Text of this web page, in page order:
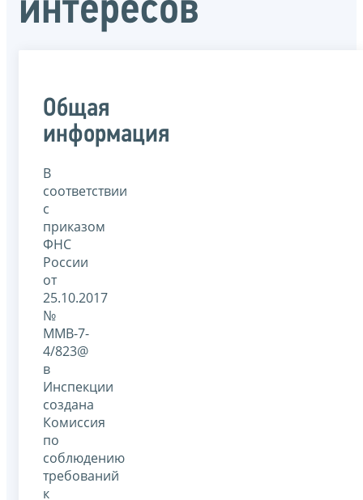
интересов
Общая
информация
В
соответствии
с
приказом
ФНС
России
от
25.10.2017
№
ММВ-7-
4/823@
в
Инспекции
создана
Комиссия
по
соблюдению
требований
к